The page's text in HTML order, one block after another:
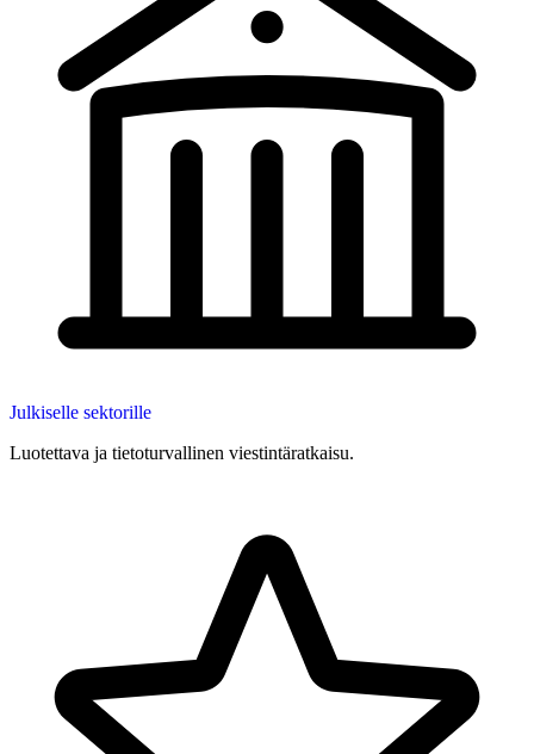
Julkiselle sektorille
Luotettava ja tietoturvallinen viestintäratkaisu.